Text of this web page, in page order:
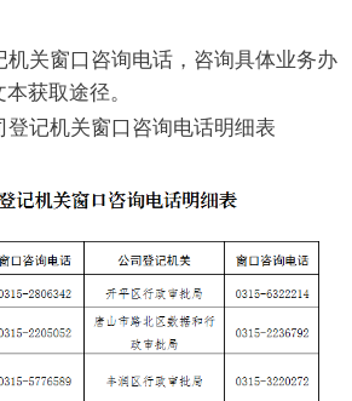
关窗口咨询电话，咨询具体业务办
获取途径。
记机关窗口咨询电话明细表